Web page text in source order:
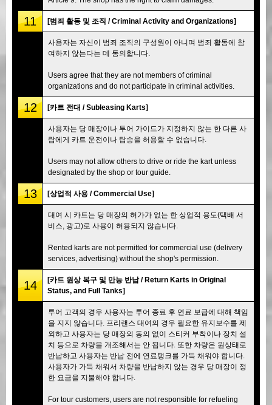
11 [범죄 활동 및 조직 / Criminal Activity and Organizations]
사용자는 자신이 범죄 조직의 구성원이 아니며 범죄 활동에 참
여하지 않는다는 데 동의합니다.
Users agree that they are not members of criminal
organizations and do not participate in criminal activities.
12 [카트 전대 / Subleasing Karts]
사용자는 당 매장이나 투어 가이드가 지정하지 않는 한 다른 사
람에게 카트 운전이나 탑승을 허용할 수 없습니다.
Users may not allow others to drive or ride the kart unless
designated by the shop or tour guide.
13 [상업적 사용 / Commercial Use]
대여 시 카트는 당 매장의 허가가 없는 한 상업적 용도(택배 서
비스, 광고)로 사용이 허용되지 않습니다.
Rented karts are not permitted for commercial use (delivery
services, advertising) without the shop's permission.
14
[카트 원상 복구 및 만능 반납 / Return Karts in Original
Status, and Full Tanks]
투어 고객의 경우 사용자는 투어 종료 후 연료 보급에 대해 책임
을 지지 않습니다. 프리랜스 대여의 경우 필요한 유지보수를 제
외하고 사용자는 당 매장의 동의 없이 스티커 부착이나 장치 설
치 등으로 차량을 개조해서는 안 됩니다. 또한 차량은 원상태로
반납하고 사용자는 반납 전에 연료탱크를 가득 채워야 합니다.
사용자가 가득 채워서 차량을 반납하지 않는 경우 당 매장이 정
한 요금을 지불해야 합니다.
For tour customers, users are not responsible for refueling